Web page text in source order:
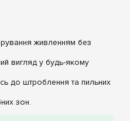
живленням без
вигляд у будь-якому
до штроблення та пильних
зон.